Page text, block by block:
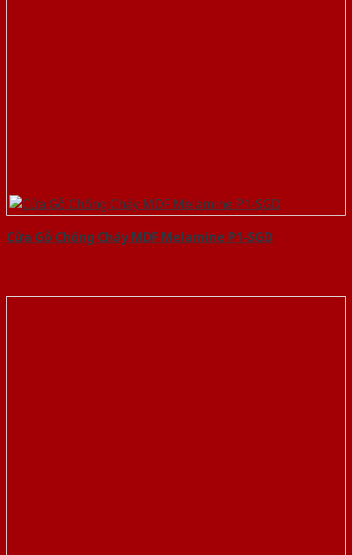
Cửa Gỗ Chống Cháy MDF Melamine P1-SGD